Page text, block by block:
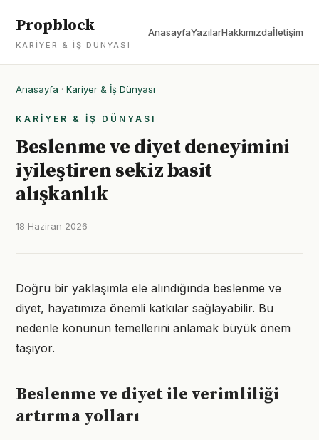
Propblock
KARIYER & İŞ DÜNYASI
AnasayfaYazılarHakkımızdaİletişim
Anasayfa · Kariyer & İş Dünyası
KARIYER & İŞ DÜNYASI
Beslenme ve diyet deneyimini
iyileştiren sekiz basit
alışkanlık
18 Haziran 2026
Doğru bir yaklaşımla ele alındığında beslenme ve
diyet, hayatımıza önemli katkılar sağlayabilir. Bu
nedenle konunun temellerini anlamak büyük önem
taşıyor.
Beslenme ve diyet ile verimliliği
artırma yolları